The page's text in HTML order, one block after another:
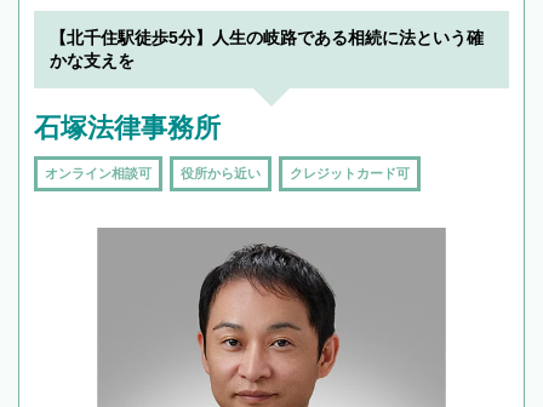
19時以降TEL可の条件
を加えて再検索
【北千住駅徒歩5分】人生の岐路である相続に法という確
かな支えを
石塚法律事務所
オンライン相談可 役所から近い クレジットカード可